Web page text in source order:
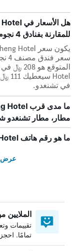
للمقارنة بفنادق 4 نجوم في تشنغدو؟
في تشنغدو.
مطار، مطار تشنغدو
ما هو رقم هاتف Celebrity Ruicheng Hotel؟
عرض
الملايين
تقييمات
تمامًا.